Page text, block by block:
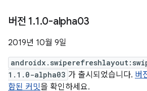
버전 1.1.0-alpha03
2019년 10월 9일
1.1.0-alpha03 가 출시되었습니다. 버
함된 커밋을 확인하세요.